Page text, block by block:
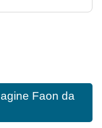
Faon da